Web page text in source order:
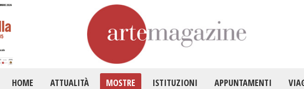
HOME ATTUALITÀ MOSTRE ISTITUZIONI APPUNTAMENTI
HOME